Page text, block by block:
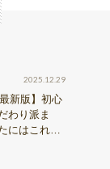
2025.12.29
最新版】初心
わり派ま
にはこれが